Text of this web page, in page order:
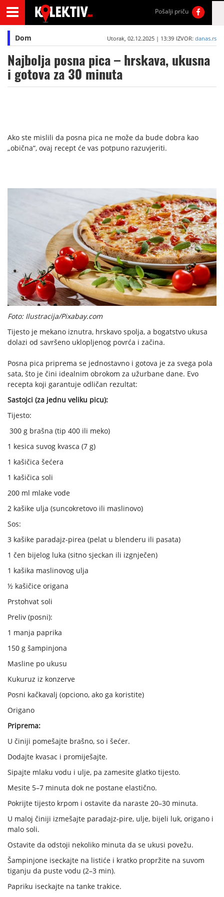
Pošalji priču
Dom Utorak, 02.12.2025 | 13:39 IZVOR: danas.rs
Najbolja posna pica – hrskava, ukusna
i gotova za 30 minuta
Ako ste mislili da posna pica ne može da bude dobra kao
„obična“, ovaj recept će vas potpuno razuvjeriti.
Foto: Ilustracija/Pixabay.com
Tijesto je mekano iznutra, hrskavo spolja, a bogatstvo ukusa
dolazi od savršeno uklopljenog povrća i začina.
Posna pica priprema se jednostavno i gotova je za svega pola
sata, što je čini idealnim obrokom za užurbane dane. Evo
recepta koji garantuje odličan rezultat:
Sastojci (za jednu veliku picu):
Tijesto:
300 g brašna (tip 400 ili meko)
1 kesica suvog kvasca (7 g)
1 kašičica šećera
1 kašičica soli
200 ml mlake vode
2 kašike ulja (suncokretovo ili maslinovo)
Sos:
3 kašike paradajz-pirea (pelat u blenderu ili pasata)
1 čen bijelog luka (sitno sjeckan ili izgnječen)
1 kašika maslinovog ulja
½ kašičice origana
Prstohvat soli
Preliv (posni):
1 manja paprika
150 g šampinjona
Masline po ukusu
Kukuruz iz konzerve
Posni kačkavalj (opciono, ako ga koristite)
Origano
Priprema:
U činiji pomešajte brašno, so i šećer.
Dodajte kvasac i promiješajte.
Sipajte mlaku vodu i ulje, pa zamesite glatko tijesto.
Mesite 5–7 minuta dok ne postane elastično.
Pokrijte tijesto krpom i ostavite da naraste 20–30 minuta.
U maloj činiji izmešajte paradajz-pire, ulje, bijeli luk, origano i
malo soli.
Ostavite da odstoji nekoliko minuta da se ukusi povežu.
Šampinjone iseckajte na listiće i kratko propržite na suvom
tiganju da puste vodu (2–3 min).
Papriku iseckajte na tanke trakice.